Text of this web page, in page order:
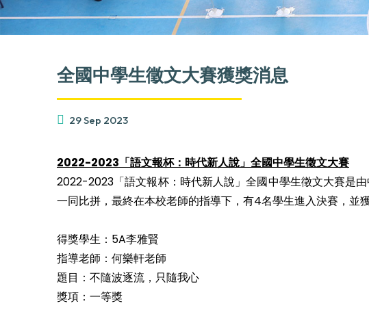
全國中學生徵文大賽獲獎消息
29 Sep 2023
2022-2023 「語文報杯：時代新人說」全國中學生徵文大賽
2022-2023「語文報杯：時代新人說」全國中學生徵文大賽是
一同比拼，最終在本校老師的指導下，有4名學生進入決賽，並獲
得獎學生：5A李雅賢
指導老師：何樂軒老師
題目：不隨波逐流，只隨我心
獎項：一等獎